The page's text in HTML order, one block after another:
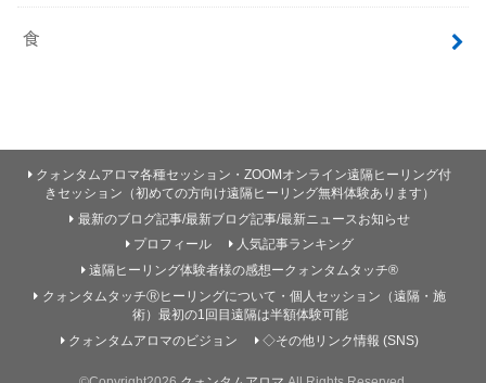
食
クォンタムアロマ各種セッション・ZOOMオンライン遠隔ヒーリング付
きセッション（初めての方向け遠隔ヒーリング無料体験あります）
最新のブログ記事/最新ブログ記事/最新ニュースお知らせ
プロフィール
人気記事ランキング
遠隔ヒーリング体験者様の感想ークォンタムタッチ®
クォンタムタッチⓇヒーリングについて・個人セッション（遠隔・施
術）最初の1回目遠隔は半額体験可能
クォンタムアロマのビジョン
◇その他リンク情報 (SNS)